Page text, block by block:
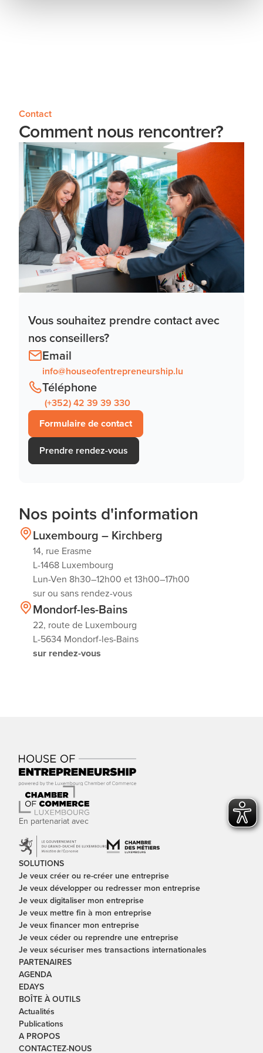
Contact
Comment nous rencontrer?
Vous souhaitez prendre contact avec
nos conseillers?
Email
info@houseofentrepreneurship.lu
Téléphone
(+352) 42 39 39 330
Formulaire de contact
Prendre rendez-vous
Nos points d'information
Luxembourg – Kirchberg
14, rue Erasme
L-1468 Luxembourg
Lun-Ven 8h30–12h00 et 13h00–17h00
sur ou sans rendez-vous
Mondorf-les-Bains
22, route de Luxembourg
L-5634 Mondorf-les-Bains
sur rendez-vous
En partenariat avec
SOLUTIONS
Je veux créer ou re-créer une entreprise
Je veux développer ou redresser mon entreprise
Je veux digitaliser mon entreprise
Je veux mettre fin à mon entreprise
Je veux financer mon entreprise
Je veux céder ou reprendre une entreprise
Je veux sécuriser mes transactions internationales
PARTENAIRES
AGENDA
EDAYS
BOÎTE À OUTILS
Actualités
Publications
A PROPOS
CONTACTEZ-NOUS